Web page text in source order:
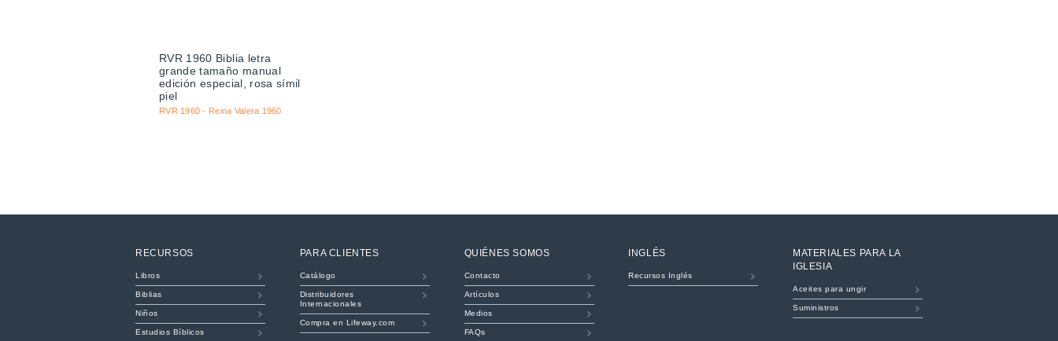
RVR 1960 Biblia letra
grande tamaño manual
edición especial, rosa símil
piel
RVR 1960 - Reina Valera 1960
RECURSOS
Libros
Biblias
Niños
Estudios Bíblicos
PARA CLIENTES
Catálogo
Distribuidores
Internacionales
Compra en Lifeway.com
QUIÉNES SOMOS
Contacto
Artículos
Medios
FAQs
INGLÉS
Recursos Inglés
MATERIALES PARA LA
IGLESIA
Aceites para ungir
Suministros